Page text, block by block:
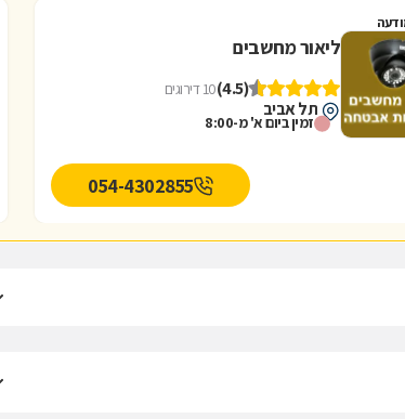
ליאור מחשבים
(4.5) 10 דירוגים
תל אביב
זמין ביום א' מ-8:00
054-4302855